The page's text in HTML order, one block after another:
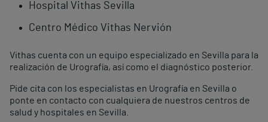
Hospital Vithas Sevilla
Centro Médico Vithas Nervión
Vithas cuenta con un equipo especializado en Sevilla para la
realización de Urografía, así como el diagnóstico posterior.
Pide cita con los especialistas en Urografía en Sevilla o
ponte en contacto con cualquiera de nuestros centros de
salud y hospitales en Sevilla.